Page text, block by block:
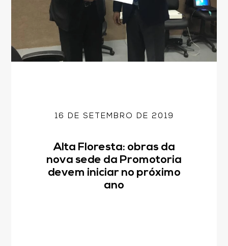
16 DE SETEMBRO DE 2019
Alta Floresta: obras da
nova sede da Promotoria
devem iniciar no próximo
ano